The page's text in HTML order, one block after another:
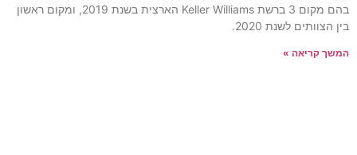
בהם מקום 3 ברשת Keller Williams הארצית בשנת 2019, ומקום ראשון
בין הצוותים לשנת 2020.
המשך קריאה »